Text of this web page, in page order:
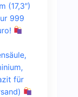
(17,3″)
999
für